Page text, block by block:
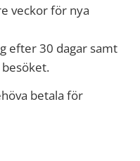
veckor för nya
efter 30 dagar samt
betala för